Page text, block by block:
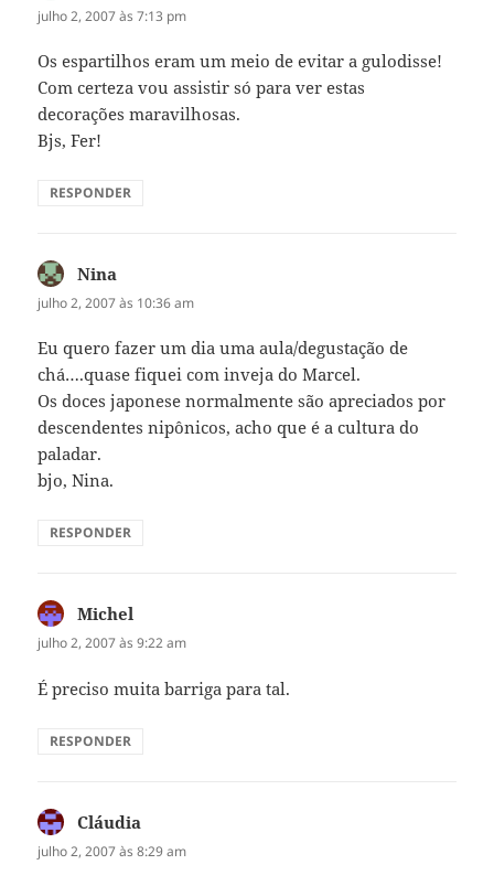
julho 2, 2007 às 7:13 pm
Os espartilhos eram um meio de evitar a gulodisse!
Com certeza vou assistir só para ver estas
decorações maravilhosas.
Bjs, Fer!
RESPONDER
Nina
julho 2, 2007 às 10:36 am
Eu quero fazer um dia uma aula/degustação de
chá….quase fiquei com inveja do Marcel.
Os doces japonese normalmente são apreciados por
descendentes nipônicos, acho que é a cultura do
paladar.
bjo, Nina.
RESPONDER
Michel
julho 2, 2007 às 9:22 am
É preciso muita barriga para tal.
RESPONDER
Cláudia
julho 2, 2007 às 8:29 am